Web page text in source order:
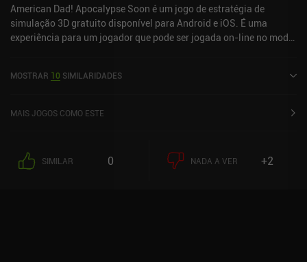
Moon.
American Dad! Apocalypse Soon é um jogo de estratégia de
simulação 3D gratuito disponível para Android e iOS. É uma
experiência para um jogador que pode ser jogada on-line no modo
Google Play e 4,7 de 5,0 na iOS App Store.
MOSTRAR 10 SIMILARIDADES
MAIS JOGOS COMO ESTE
SIMILAR 0 NADA A VER +2